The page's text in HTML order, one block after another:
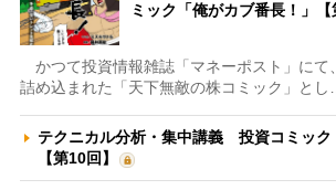
ミック「俺がカブ番長！」【
かつて投資情報雑誌「マネーポスト」にて
詰め込まれた「天下無敵の株コミック」と
テクニカル分析・集中講義 投資コミック
【第10回】